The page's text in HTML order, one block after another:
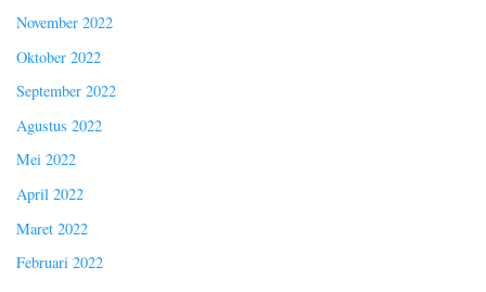
November 2022
Oktober 2022
September 2022
Agustus 2022
Mei 2022
April 2022
Maret 2022
Februari 2022